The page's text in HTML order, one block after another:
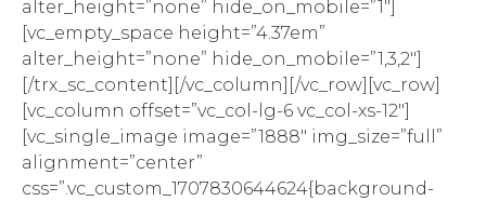
alter_height=”none” hide_on_mobile=”1″]
[vc_empty_space height=”4.37em”
alter_height=”none” hide_on_mobile=”1,3,2″]
[/trx_sc_content][/vc_column][/vc_row][vc_row]
[vc_column offset=”vc_col-lg-6 vc_col-xs-12″]
[vc_single_image image=”1888″ img_size=”full”
alignment=”center”
css=”.vc_custom_1707830644624{background-